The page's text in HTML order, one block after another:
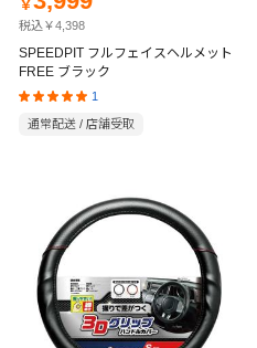
￥
税込￥4,398
SPEEDPIT フルフェイスヘルメット
FREE ブラック
1
通常配送 / 店舗受取